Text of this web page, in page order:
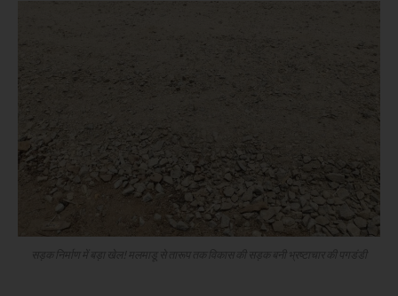
सड़क निर्माण में बड़ा खेल! मलमाडू से तारूप तक विकास की सड़क बनी भ्रष्टाचार की पगडंडी